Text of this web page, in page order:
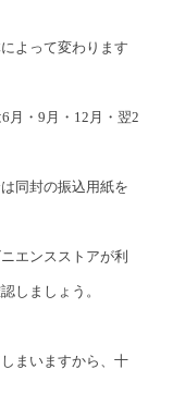
よって変わります
月・9月・12月・翌2
同封の振込用紙を
エンスストアが利
しましょう。
まいますから、十